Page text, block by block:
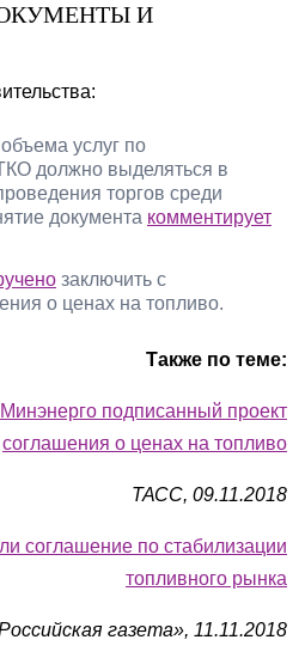
И
услуг по
должно выделяться в
торгов среди
документа комментирует
заключить с
о ценах на топливо.
Также по теме:
подписанный проект
соглашения о ценах на топливо
ТАСС, 09.11.2018
соглашение по стабилизации
топливного рынка
газета», 11.11.2018